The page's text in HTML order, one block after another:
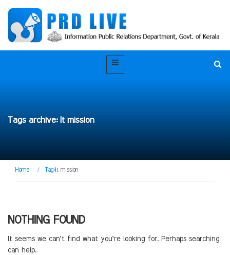
Tags archive: It mission
Home / Tag:It mission
NOTHING FOUND
It seems we can’t find what you’re looking for. Perhaps searching
can help.